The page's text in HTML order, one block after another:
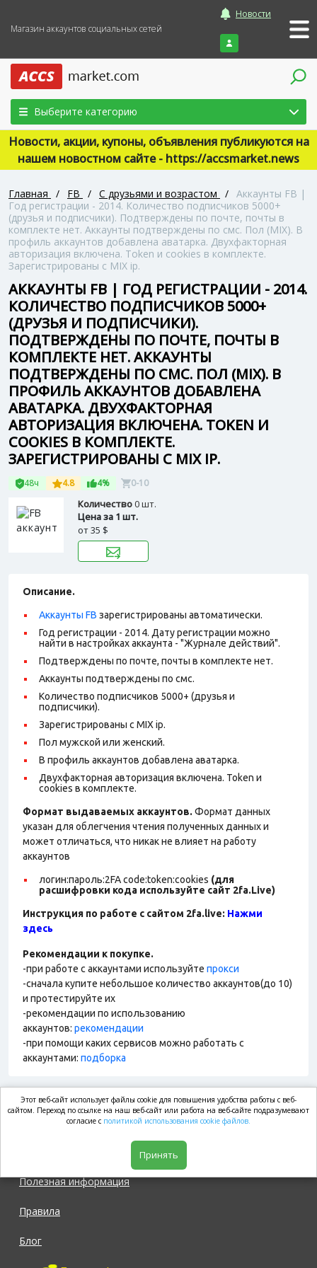
Магазин аккаунтов социальных сетей
Новости
Войти
Выберите категорию
Новости, акции, купоны, объявления публикуются на
нашем новостном сайте - https://accsmarket.news
Главная / FB / С друзьями и возрастом / Аккаунты FB |
Год регистрации - 2014. Количество подписчиков 5000+
(друзья и подписчики). Подтверждены по почте, почты в
комплекте нет. Аккаунты подтверждены по смс. Пол (MIX). В
профиль аккаунтов добавлена аватарка. Двухфакторная
авторизация включена. Token и сookies в комплекте.
Зарегистрированы с MIX ip.
АККАУНТЫ FB | ГОД РЕГИСТРАЦИИ - 2014.
КОЛИЧЕСТВО ПОДПИСЧИКОВ 5000+
(ДРУЗЬЯ И ПОДПИСЧИКИ).
ПОДТВЕРЖДЕНЫ ПО ПОЧТЕ, ПОЧТЫ В
КОМПЛЕКТЕ НЕТ. АККАУНТЫ
ПОДТВЕРЖДЕНЫ ПО СМС. ПОЛ (MIX). В
ПРОФИЛЬ АККАУНТОВ ДОБАВЛЕНА
АВАТАРКА. ДВУХФАКТОРНАЯ
АВТОРИЗАЦИЯ ВКЛЮЧЕНА. TOKEN И
СOOKIES В КОМПЛЕКТЕ.
ЗАРЕГИСТРИРОВАНЫ С MIX IP.
48ч 4.8 4% 0-10
Количество0 шт.
Цена за 1 шт.
от35 $
Описание.
Аккаунты FB зарегистрированы автоматически.
Год регистрации - 2014. Дату регистрации можно
найти в настройках аккаунта - "Журнале действий".
Подтверждены по почте, почты в комплекте нет.
Аккаунты подтверждены по смс.
Количество подписчиков 5000+ (друзья и
подписчики).
Зарегистрированы с MIX ip.
Пол мужской или женский.
В профиль аккаунтов добавлена аватарка.
Двухфакторная авторизация включена. Token и
сookies в комплекте.
Формат выдаваемых аккаунтов. Формат данных
указан для облегчения чтения полученных данных и
может отличаться, что никак не влияет на работу
аккаунтов
логин:пароль:2FA code:token:cookies (для
расшифровки кода используйте сайт 2fa.Live)
Инструкция по работе с сайтом 2fa.live: Нажми
здесь
Рекомендации к покупке.
-при работе с аккаунтами используйте прокси
-сначала купите небольшое количество аккаунтов(до 10)
и протестируйте их
-рекомендации по использованию
аккаунтов: рекомендации
-при помощи каких сервисов можно работать с
аккаунтами: подборка
market.com
Полезная информация
Правила
Блог
Этот веб-сайт использует файлы cookie для повышения удобства работы с веб-
сайтом. Переход по ссылке на наш веб-сайт или работа на веб-сайте подразумевают
согласие с политикой использования cookie файлов.
Принять